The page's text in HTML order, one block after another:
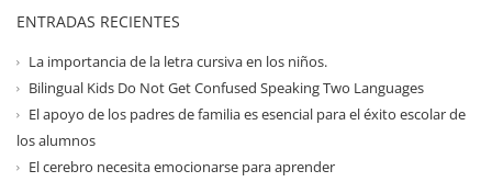
ENTRADAS RECIENTES
La importancia de la letra cursiva en los niños.
Bilingual Kids Do Not Get Confused Speaking Two Languages
El apoyo de los padres de familia es esencial para el éxito escolar de
los alumnos
El cerebro necesita emocionarse para aprender